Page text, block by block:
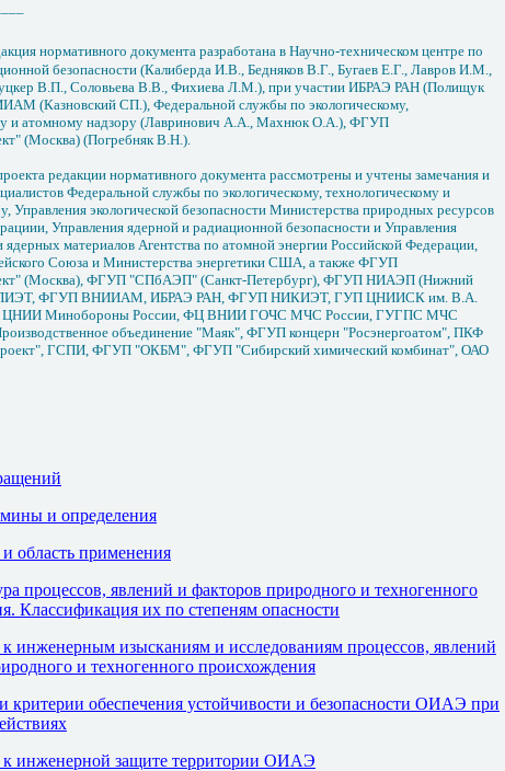
нормативного документа разработана в Научно-техническом центре по
безопасности (Калиберда И.В., Бедняков В.Г., Бугаев Е.Г., Лавров И.М.,
В.П., Соловьева В.В., Фихиева Л.М.), при участии ИБРАЭ РАН (Полищук
(Казновский СП.), Федеральной службы по экологическому,
и атомному надзору (Лавринович А.А., Махнюк О.А.), ФГУП
(Москва) (Погребняк В.Н.).
редакции нормативного документа рассмотрены и учтены замечания и
Федеральной службы по экологическому, технологическому и
Управления экологической безопасности Министерства природных ресурсов
Управления ядерной и радиационной безопасности и Управления
материалов Агентства по атомной энергии Российской Федерации,
Союза и Министерства энергетики США, а также ФГУП
(Москва), ФГУП "СПбАЭП" (Санкт-Петербург), ФГУП НИАЭП (Нижний
ФГУП ВНИИАМ, ИБРАЭ РАН, ФГУП НИКИЭТ, ГУП ЦНИИСК им. В.А.
ЦНИИ Минобороны России, ФЦ ВНИИ ГОЧС МЧС России, ГУГПС МЧС
объединение "Маяк", ФГУП концерн "Росэнергоатом", ПКФ
ГСПИ, ФГУП "ОКБМ", ФГУП "Сибирский химический комбинат", ОАО
и определения
область применения
процессов, явлений и факторов природного и техногенного
Классификация их по степеням опасности
к инженерным изысканиям и исследованиям процессов, явлений
и техногенного происхождения
обеспечения устойчивости и безопасности ОИАЭ при
к инженерной защите территории ОИАЭ